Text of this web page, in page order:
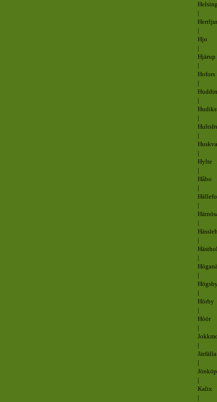
|
|
Hjo
|
Hjärup
|
Hofors
|
|
|
|
|
Hylte
|
Håbo
|
|
|
|
|
|
|
Hörby
|
Höör
|
|
Järfälla
|
|
Kalix
|